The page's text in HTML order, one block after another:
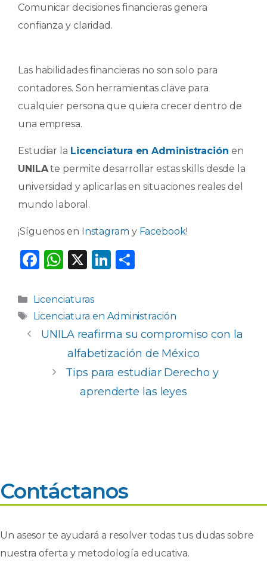
Comunicar decisiones financieras genera
confianza y claridad.
Las habilidades financieras no son solo para
contadores. Son herramientas clave para
cualquier persona que quiera crecer dentro de
una empresa.
Estudiar la Licenciatura en Administración en
UNILAte permite desarrollar estas skills desde la
universidad y aplicarlas en situaciones reales del
mundo laboral.
¡Síguenos en Instagram y Facebook!
F
c
e
b
W
a
ts
A
p
p
X
Li
e
dI
n
p
ar
ti
r
Categorías
Licenciaturas
Etiquetas
Licenciatura en Administración
UNILA reafirma su compromiso con la
alfabetización de México
Tips para estudiar Derecho y
aprenderte las leyes
Contáctanos
Un asesor te ayudará a resolver todas tus dudas sobre
nuestra oferta y metodología educativa.